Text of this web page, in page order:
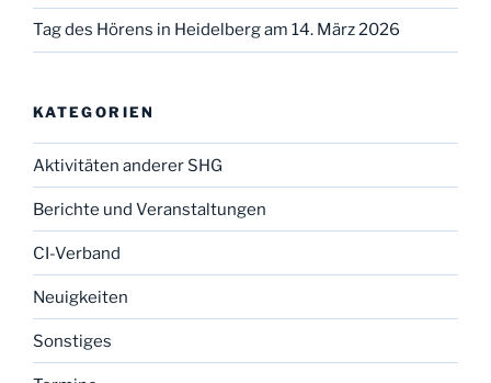
Tag des Hörens in Heidelberg am 14. März 2026
KATEGORIEN
Aktivitäten anderer SHG
Berichte und Veranstaltungen
CI-Verband
Neuigkeiten
Sonstiges